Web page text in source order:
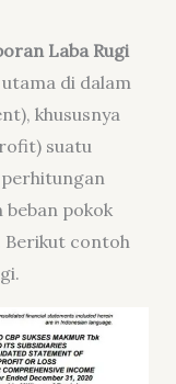
Laba Rugi
di dalam
khususnya
suatu
beban pokok
Berikut contoh